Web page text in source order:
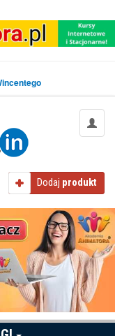
Dodaj produkt